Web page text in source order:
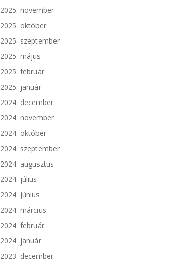
2025. november
2025. október
2025. szeptember
2025. május
2025. február
2025. január
2024. december
2024. november
2024. október
2024. szeptember
2024. augusztus
2024. július
2024. június
2024. március
2024. február
2024. január
2023. december